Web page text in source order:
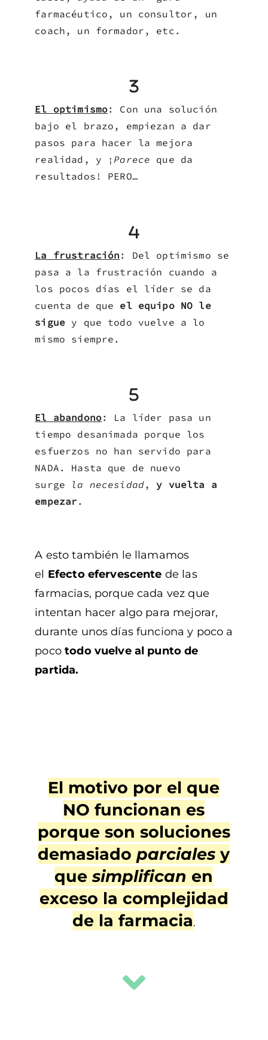
farmacéutico, un consultor, un
coach, un formador, etc.
El optimismo: Con una solución
bajo el brazo, empiezan a dar
pasos para hacer la mejora
realidad, y ¡ Parece que da
resultados! PERO…
La frustración : Del optimismo se
pasa a la frustración cuando a
los pocos días el líder se da
cuenta de que el equipo NO le
sigue y que todo vuelve a lo
mismo siempre.
El abandono: La líder pasa un
tiempo desanimada porque los
esfuerzos no han servido para
NADA. Hasta que de nuevo
surge la necesidad,y vuelta a
empezar.
A esto también le llamamos
el Efecto efervescente de las
farmacias, porque cada vez que
intentan hacer algo para mejorar,
durante unos días funciona y poco a
pocotodo vuelve al punto de
partida.
El motivo por el que
NO funcionan es
porque son soluciones
demasiadoparciales y
quesimplifican en
exceso la complejidad
de la farmacia.